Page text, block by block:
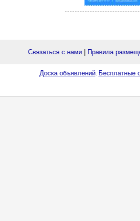
Связаться с нами Правила
Доска объявлений. Бесплатные